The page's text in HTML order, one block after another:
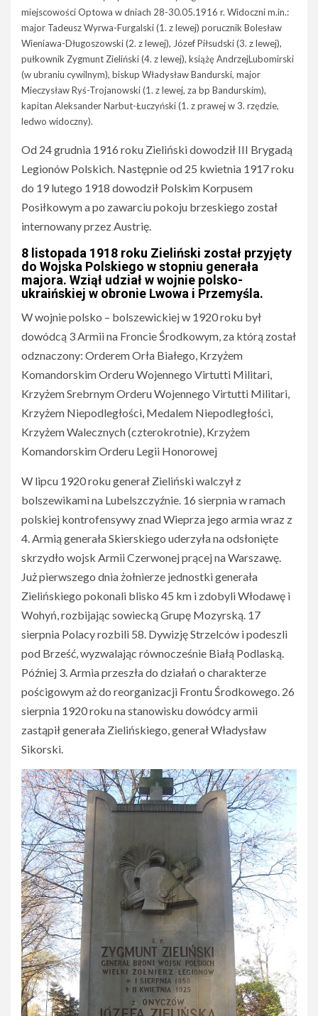
miejscowości Optowa w dniach 28-30.05.1916 r. Widoczni m.in.:
major Tadeusz Wyrwa-Furgalski (1. z lewej) porucznik Bolesław
Wieniawa-Długoszowski (2. z lewej), Józef Piłsudski (3. z lewej),
pułkownik Zygmunt Zieliński (4. z lewej), książę AndrzejLubomirski
(w ubraniu cywilnym), biskup Władysław Bandurski, major
Mieczysław Ryś-Trojanowski (1. z lewej, za bp Bandurskim),
kapitan Aleksander Narbut-Łuczyński (1. z prawej w 3. rzędzie,
ledwo widoczny).
Od 24 grudnia 1916 roku Zieliński dowodził III Brygadą
Legionów Polskich. Następnie od 25 kwietnia 1917 roku
do 19 lutego 1918 dowodził Polskim Korpusem
Posiłkowym a po zawarciu pokoju brzeskiego został
internowany przez Austrię.
8 listopada 1918 roku Zieliński został przyjęty
do Wojska Polskiego w stopniu generała
majora. Wziął udział w wojnie polsko-
ukraińskiej w obronie Lwowa i Przemyśla.
W wojnie polsko – bolszewickiej w 1920 roku był
dowódcą 3 Armii na Froncie Środkowym, za którą został
odznaczony: Orderem Orła Białego, Krzyżem
Komandorskim Orderu Wojennego Virtutti Militari,
Krzyżem Srebrnym Orderu Wojennego Virtutti Militari,
Krzyżem Niepodległości, Medalem Niepodległości,
Krzyżem Walecznych (czterokrotnie), Krzyżem
Komandorskim Orderu Legii Honorowej
W lipcu 1920 roku generał Zieliński walczył z
bolszewikami na Lubelszczyźnie. 16 sierpnia w ramach
polskiej kontrofensywy znad Wieprza jego armia wraz z
4. Armią generała Skierskiego uderzyła na odsłonięte
skrzydło wojsk Armii Czerwonej prącej na Warszawę.
Już pierwszego dnia żołnierze jednostki generała
Zielińskiego pokonali blisko 45 km i zdobyli Włodawę i
Wohyń, rozbijając sowiecką Grupę Mozyrską. 17
sierpnia Polacy rozbili 58. Dywizję Strzelców i podeszli
pod Brześć, wyzwalając równocześnie Białą Podlaską.
Później 3. Armia przeszła do działań o charakterze
pościgowym aż do reorganizacji Frontu Środkowego. 26
sierpnia 1920 roku na stanowisku dowódcy armii
zastąpił generała Zielińskiego, generał Władysław
Sikorski.